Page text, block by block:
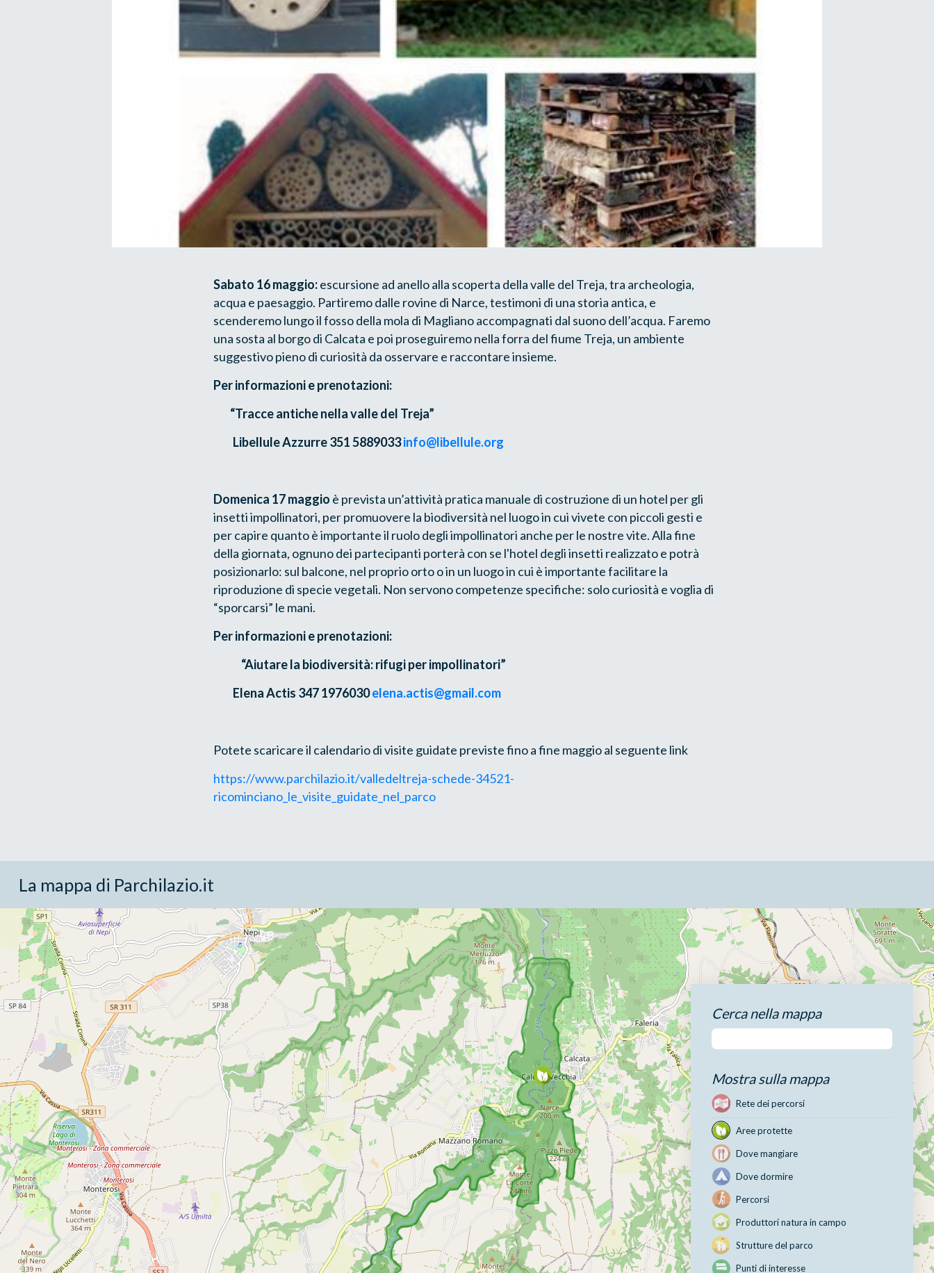
Sabato 16 maggio:escursione ad anello alla scoperta della valle del Treja, tra archeologia,
acqua e paesaggio. Partiremo dalle rovine di Narce, testimoni di una storia antica, e
scenderemo lungo il fosso della mola di Magliano accompagnati dal suono dell’acqua. Faremo
una sosta al borgo di Calcata e poi proseguiremo nella forra del fiume Treja, un ambiente
suggestivo pieno di curiosità da osservare e raccontare insieme.
Per informazioni e prenotazioni:
“Tracce antiche nella valle del Treja”
Libellule Azzurre351 5889033info@libellule.org
Domenica 17 maggio è prevista un’attività pratica manuale di costruzione di un hotel per gli
insetti impollinatori, per promuovere la biodiversità nel luogo in cui vivete con piccoli gesti e
per capire quanto è importante il ruolo degli impollinatori anche per le nostre vite. Alla fine
della giornata, ognuno dei partecipanti porterà con se l'hotel degli insetti realizzato e potrà
posizionarlo: sul balcone, nel proprio orto o in un luogo in cui è importante facilitare la
riproduzione di specie vegetali. Non servono competenze specifiche: solo curiosità e voglia di
“sporcarsi” le mani.
Per informazioni e prenotazioni:
“Aiutare la biodiversità: rifugi per impollinatori”
Elena Actis 347 1976030elena.actis@gmail.com
Potete scaricare il calendario di visite guidate previste fino a fine maggio al seguente link
https://www.parchilazio.it/valledeltreja-schede-34521-
ricominciano_le_visite_guidate_nel_parco
La mappa di Parchilazio.it
Cerca nella mappa
Mostra sulla mappa
Rete dei percorsi
Aree protette
Dove mangiare
Dove dormire
Percorsi
Produttori natura in campo
Strutture del parco
Punti di interesse